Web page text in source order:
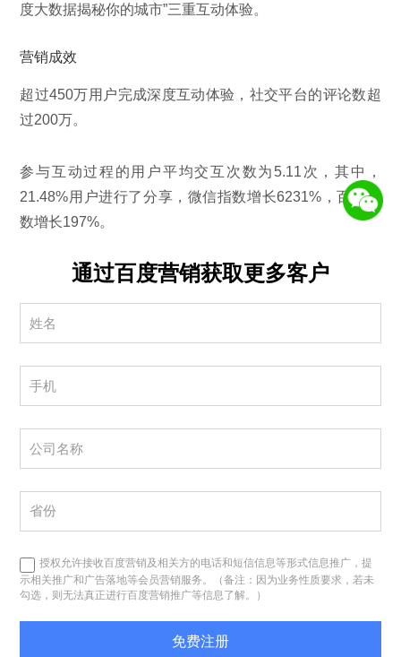
度大数据揭秘你的城市”三重互动体验。
营销成效
超过450万用户完成深度互动体验，社交平台的评论数超
过200万。
参与互动过程的用户平均交互次数为5.11次，其中，
21.48%用户进行了分享，微信指数增长6231%，百度指
数增长197%。
通过百度营销获取更多客户
授权允许接收百度营销及相关方的电话和短信信息等形式信息推广，提
示相关推广和广告落地等会员营销服务。（备注：因为业务性质要求，若未
勾选，则无法真正进行百度营销推广等信息了解。）
免费注册